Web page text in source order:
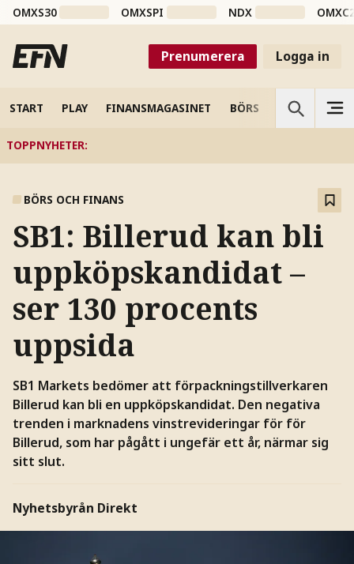
OMXS30 OMXSPI NDX
Prenumerera Logga in
START PLAY FINANSMAGASINET BÖRS VETENSKAP
TOPPNYHETER:
BÖRS OCH FINANS
SB1: Billerud kan bli
uppköpskandidat –
ser 130 procents
uppsida
SB1 Markets bedömer att förpackningstillverkaren
Billerud kan bli en uppköpskandidat. Den negativa
trenden i marknadens vinstrevideringar för för
Billerud, som har pågått i ungefär ett år, närmar sig
sitt slut.
Nyhetsbyrån Direkt